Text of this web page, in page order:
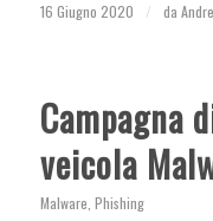
16 Giugno 2020 / da
Campagna
veicola
Malware, Phishing